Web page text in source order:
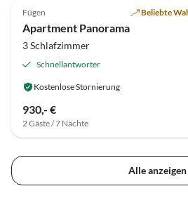
Fügen Beliebte
Apartment Panorama
3 Schlafzimmer
Schnellantworter
Kostenlose Stornierung
930,- €
2 Gäste / 7 Nächte
Alle anzeigen